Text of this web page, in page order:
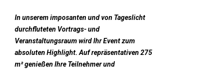
In unserem imposanten und von Tageslicht
durchfluteten Vortrags- und
Veranstaltungsraum wird Ihr Event zum
absoluten Highlight. Auf repräsentativen 275
m² genießen Ihre Teilnehmer und